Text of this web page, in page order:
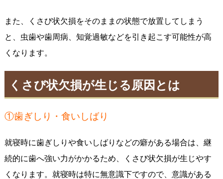
また、くさび状欠損をそのままの状態で放置してしまう
と、虫歯や歯周病、知覚過敏などを引き起こす可能性が高
くなります。
くさび状欠損が生じる原因とは
①歯ぎしり・食いしばり
就寝時に歯ぎしりや食いしばりなどの癖がある場合は、継
続的に歯へ強い力がかかるため、くさび状欠損が生じやす
くなります。就寝時は特に無意識下ですので、意識がある